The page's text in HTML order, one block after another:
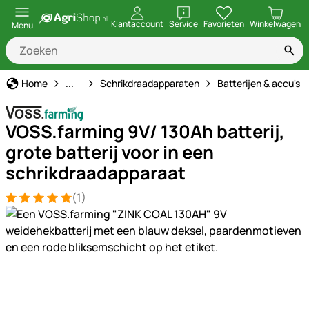
Menu Klantaccount ServiceopenenFavorieten Winkelwagen
Home Schrikdraad
... Schrikdraadapparaten Batterijen & accu's
VOSS.farming 9V/ 130Ah batterij,
grote batterij voor in een
schrikdraadapparaat
Beoordeling: 5 van 5 (1 beoordelingen)
1 Bewertung (1)
Productgalerij